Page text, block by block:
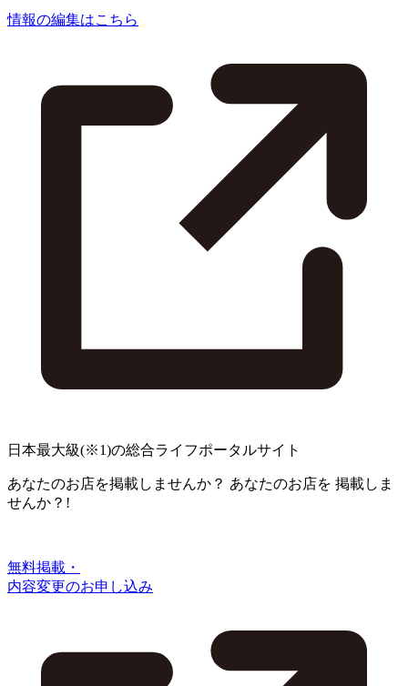
情報の編集はこちら
日本最大級(※1)の総合ライフポータルサイト
あなたのお店を掲載しませんか？ あなたのお店を 掲載しま
せんか？!
無料掲載・
内容変更のお申し込み